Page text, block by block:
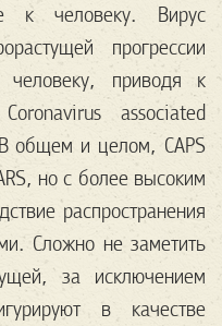
человеку. Вирус
прогрессии
человеку, приводя к
associated
общем и целом, CAPS
но с более высоким
распространения
Сложно не заметить
за исключением
в качестве